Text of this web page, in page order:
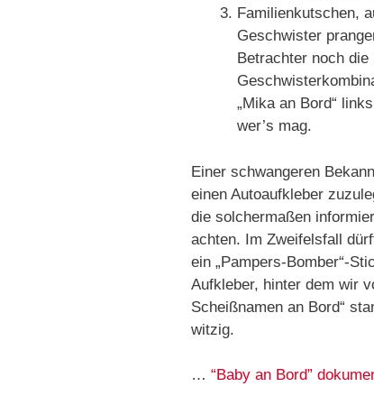
Familienkutschen,
Geschwister
Betrachter noch
„Mika an Bord“
wer’s mag.
Einer schwangeren
einen Autoaufkleber
die solchermaßen
achten. Im Zweifelsfall
ein „Pampers-Bomber“-
Aufkleber, hinter dem wir
Scheißnamen an Bord“
witzig.
… “Baby an Bord”